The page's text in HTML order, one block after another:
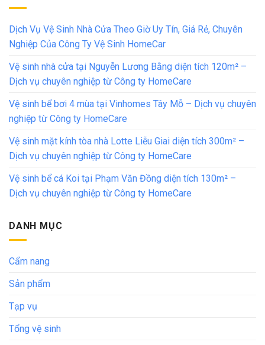
Dịch Vụ Vệ Sinh Nhà Cửa Theo Giờ Uy Tín, Giá Rẻ, Chuyên
Nghiệp Của Công Ty Vệ Sinh HomeCar
Vệ sinh nhà cửa tại Nguyễn Lương Bằng diện tích 120m² –
Dịch vụ chuyên nghiệp từ Công ty HomeCare
Vệ sinh bể bơi 4 mùa tại Vinhomes Tây Mỗ – Dịch vụ chuyên
nghiệp từ Công ty HomeCare
Vệ sinh mặt kính tòa nhà Lotte Liễu Giai diện tích 300m² –
Dịch vụ chuyên nghiệp từ Công ty HomeCare
Vệ sinh bể cá Koi tại Phạm Văn Đồng diện tích 130m² –
Dịch vụ chuyên nghiệp từ Công ty HomeCare
DANH MỤC
Cẩm nang
Sản phẩm
Tạp vụ
Tổng vệ sinh